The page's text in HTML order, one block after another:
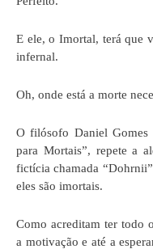
E ele, o Imortal, terá que
infernal.
Oh, onde está a morte
O filósofo Daniel
para Mortais”, repete a
fictícia chamada
eles são imortais.
Como acreditam ter todo
a motivação e até a